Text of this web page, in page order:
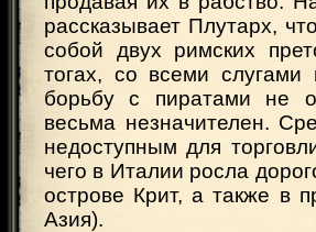
рассказывает Плутарх,
собой двух римских
тогах, со всеми
борьбу с пиратами не
весьма незначителен.
недоступным для
чего в Италии росла
острове Крит, а также в
Азия).